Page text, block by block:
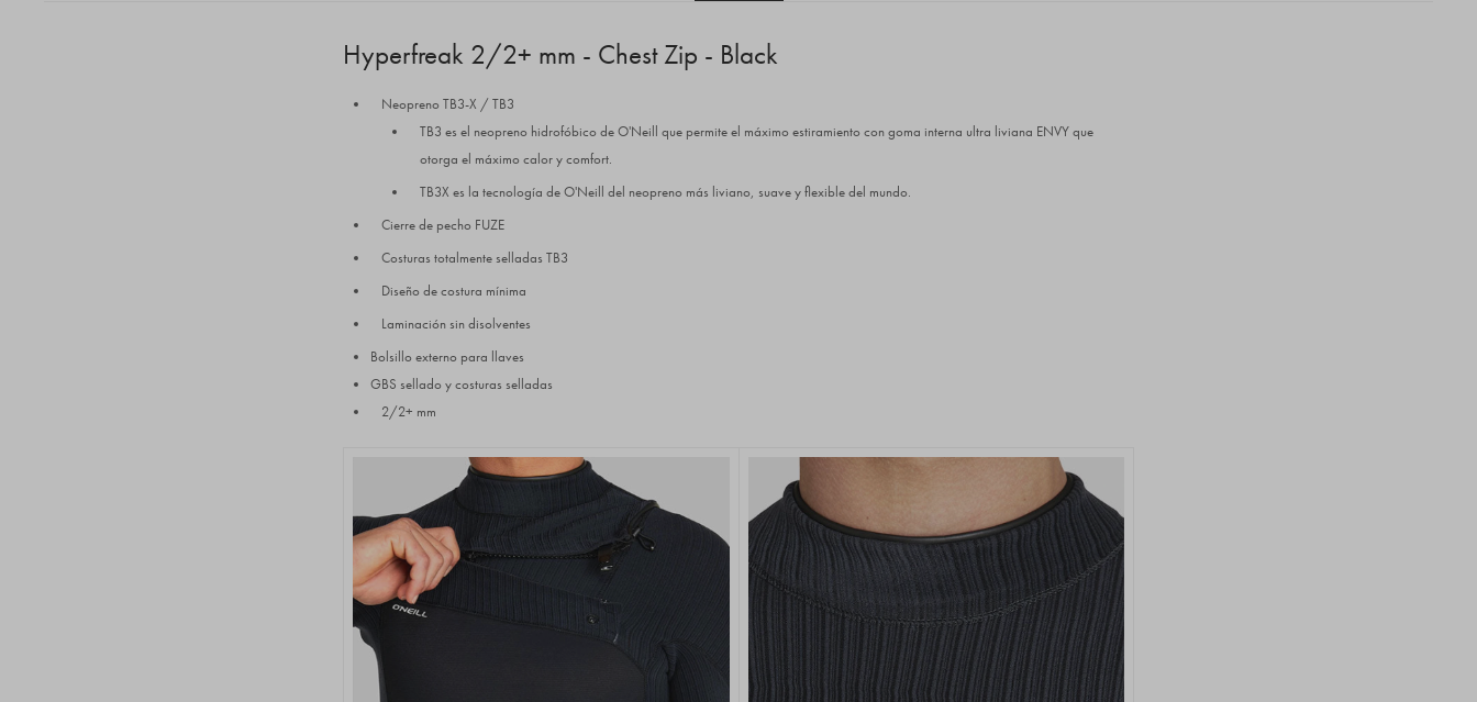
Hyperfreak 2/2+ mm - Chest Zip - Black
Neopreno TB3-X / TB3
TB3 es el neopreno hidrofóbico de O'Neill que permite el máximo estiramiento con goma interna ultra liviana ENVY que
otorga el máximo calor y comfort.
TB3X es la tecnología de O'Neill del neopreno más liviano, suave y flexible del mundo.
Cierre de pecho FUZE
Costuras totalmente selladas TB3
Diseño de costura mínima
Laminación sin disolventes
Bolsillo externo para llaves
GBS sellado y costuras selladas
2/2+ mm